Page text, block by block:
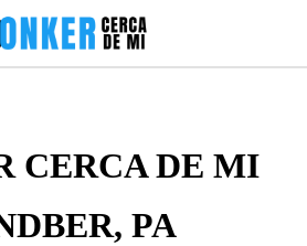
CERCA DE MI
PA